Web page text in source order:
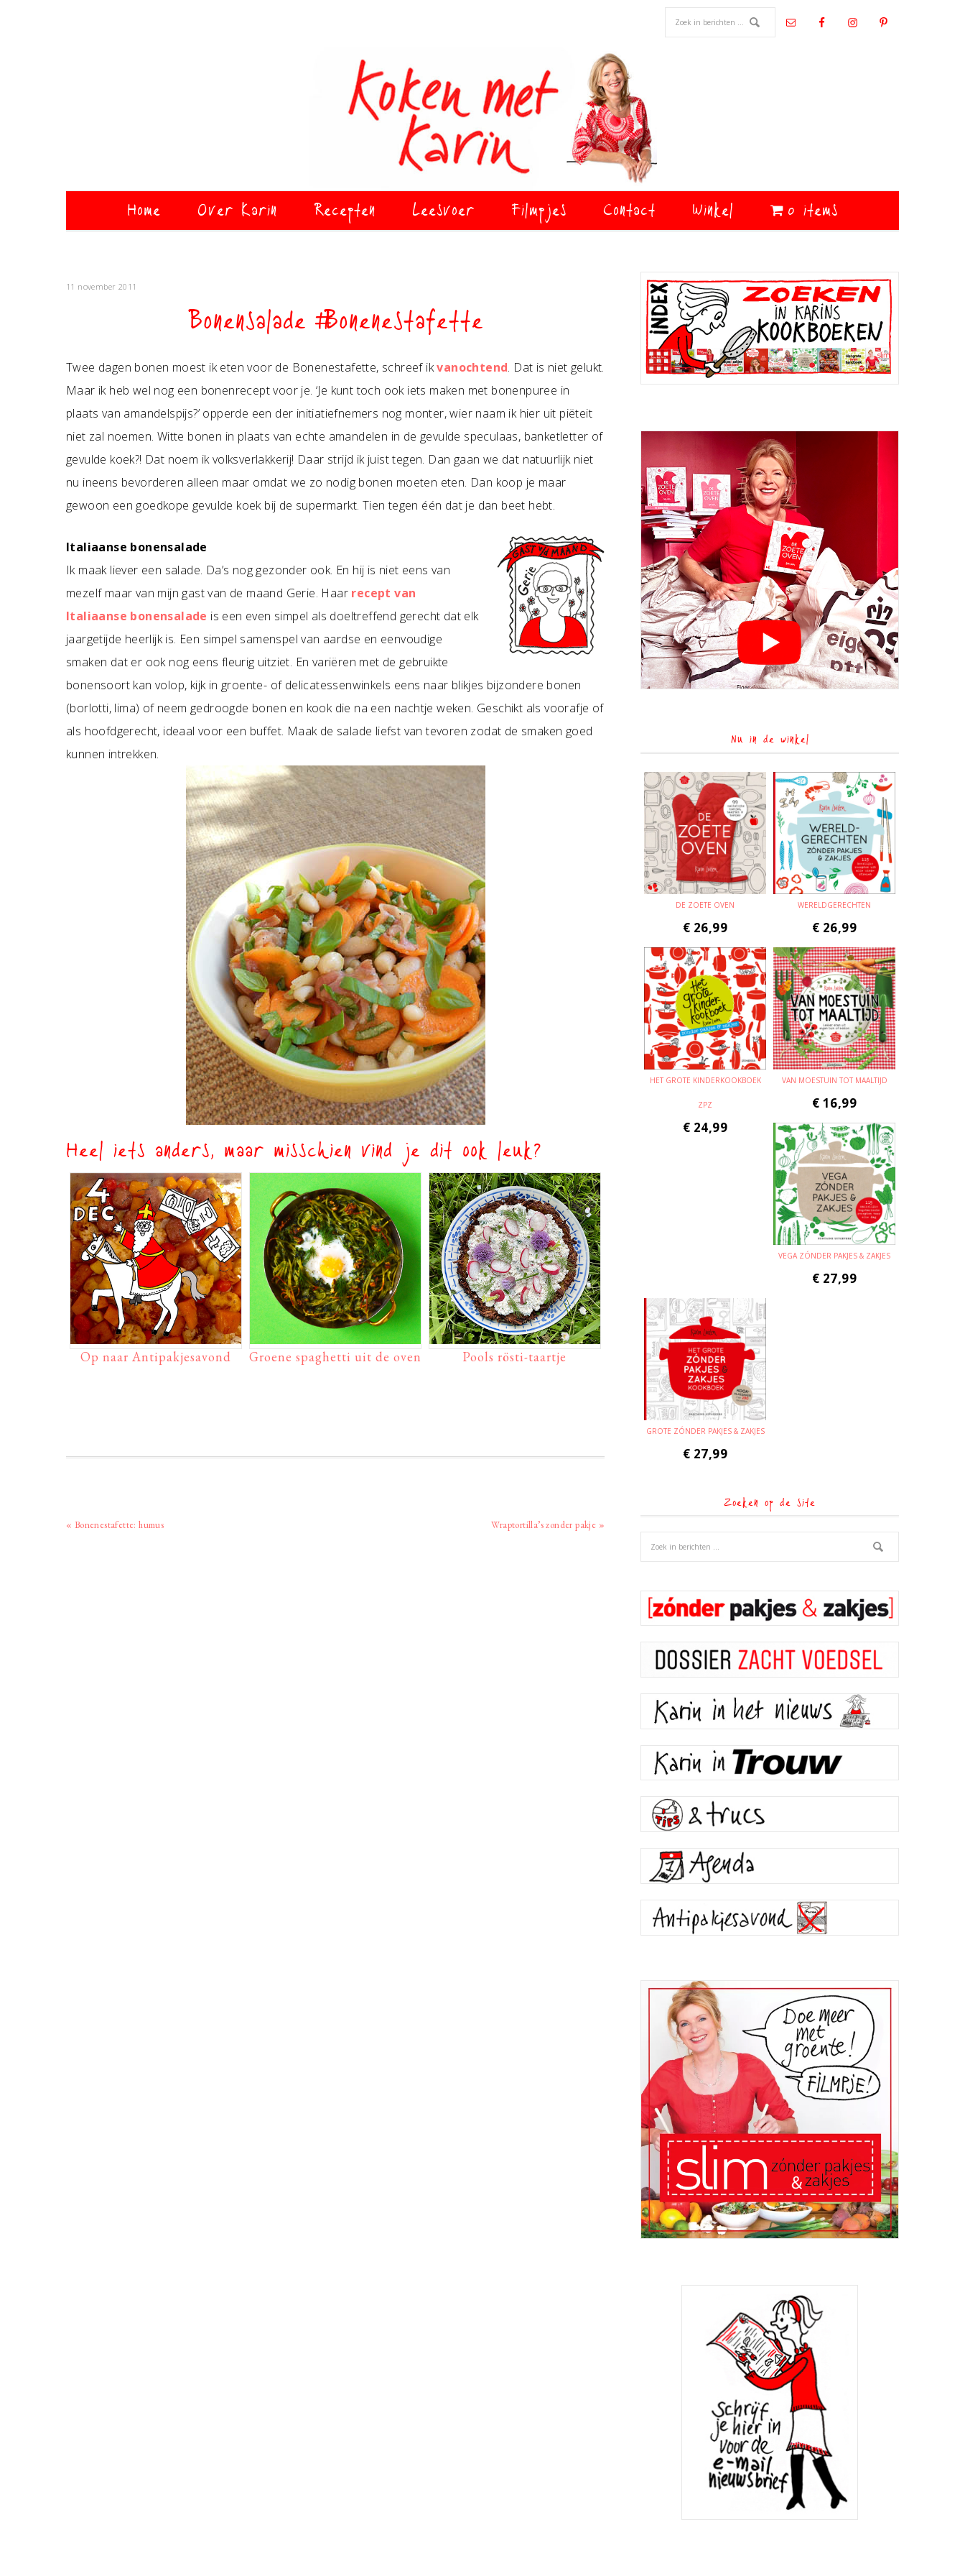
Home Over Karin Recepten Leesvoer Filmpjes Contact Winkel 0 items
11 november 2011
Bonensalade #Bonenestafette
Twee dagen bonen moest ik eten voor de Bonenestafette, schreef ikvanochtend. Dat is niet gelukt.
Maar ik heb wel nog een bonenrecept voor je. ‘Je kunt toch ook iets maken met bonenpuree in
plaats van amandelspijs?’ opperde een der initiatiefnemers nog monter, wier naam ik hier uit piëteit
niet zal noemen. Witte bonen in plaats van echte amandelen in de gevulde speculaas, banketletter of
gevulde koek?! Dat noem ik volksverlakkerij! Daar strijd ik juist tegen. Dan gaan we dat natuurlijk niet
nu ineens bevorderen alleen maar omdat we zo nodig bonen moeten eten. Dan koop je maar
gewoon een goedkope gevulde koek bij de supermarkt. Tien tegen één dat je dan beet hebt.
Italiaanse bonensalade
Ik maak liever een salade. Da’s nog gezonder ook. En hij is niet eens van
mezelf maar van mijn gast van de maand Gerie. Haar recept van
Italiaanse bonensalade is een even simpel als doeltreffend gerecht dat elk
jaargetijde heerlijk is. Een simpel samenspel van aardse en eenvoudige
smaken dat er ook nog eens fleurig uitziet. En variëren met de gebruikte
bonensoort kan volop, kijk in groente- of delicatessenwinkels eens naar blikjes bijzondere bonen
(borlotti, lima) of neem gedroogde bonen en kook die na een nachtje weken. Geschikt als voorafje of
als hoofdgerecht, ideaal voor een buffet. Maak de salade liefst van tevoren zodat de smaken goed
kunnen intrekken.
Heel iets anders, maar misschien vind je dit ook leuk?
Op naar Antipakjesavond Groene spaghetti uit de oven Pools rösti-taartje
Vorig
« Bonenestafette: humus
Volgend
Wraptortilla’s zonder pakje »
Primaire
Sidebar
Nu in de winkel
DE ZOETE OVEN
€ 26,99
WERELDGERECHTEN
€ 26,99
HET GROTE KINDERKOOKBOEK
ZPZ
€ 24,99
VAN MOESTUIN TOT MAALTIJD
€ 16,99
VEGA ZÓNDER PAKJES & ZAKJES
€ 27,99
GROTE ZÓNDER PAKJES & ZAKJES
€ 27,99
Zoeken op de site